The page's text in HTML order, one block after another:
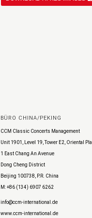
BÜRO CHINA/PEKING
CCM Classic Concerts Management
Unit 1901, Level 19, Tower E2, Oriental
1 East Chang An Avenue
Dong Cheng District
Beijing 100738, P.R. China
M: +86 (134) 6907 6262
info@ccm-international.de
www.ccm-international.de